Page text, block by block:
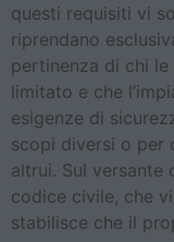
questi requisiti vi
riprendano
pertinenza di chi le
limitato e che
esigenze di
scopi diversi o per
altrui. Sul versante
codice civile, che
stabilisce che il